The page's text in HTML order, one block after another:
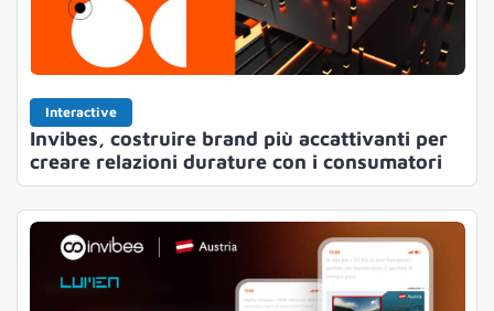
Interactive
Invibes, costruire brand più accattivanti per
creare relazioni durature con i consumatori